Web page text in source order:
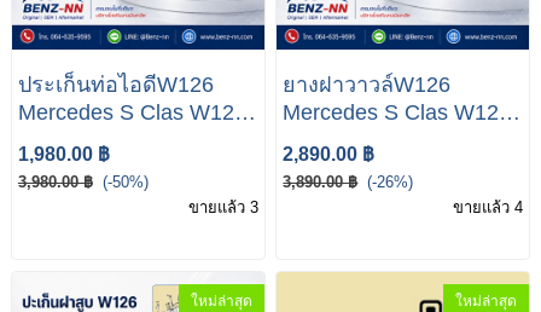
ประเก็นท่อไอดีW126
Mercedes S Clas W126
560 SEL A117 141 14
80
1,980.00 ฿
3,980.00 ฿ (-50%)
ขายแล้ว 3
ยางฝาวาวล์W126
Mercedes S Clas W126
560 SEL A116 016 05
21
2,890.00 ฿
3,890.00 ฿ (-26%)
ขายแล้ว 4
ใหม่ล่าสุด ใหม่ล่าสุด